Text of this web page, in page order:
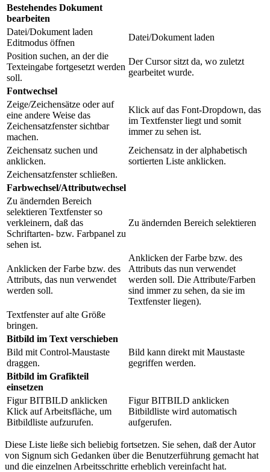
Bestehendes Dokument
bearbeiten
Datei/Dokument laden
Editmodus öffnen
Datei/Dokument laden
Position suchen, an der die
Texteingabe fortgesetzt werden
soll.
Der Cursor sitzt da, wo zuletzt
gearbeitet wurde.
Fontwechsel
Zeige/Zeichensätze oder auf
eine andere Weise das
Zeichensatzfenster sichtbar
machen.
Klick auf das Font-Dropdown, das
im Textfenster liegt und somit
immer zu sehen ist.
Zeichensatz suchen und
anklicken.
Zeichensatz in der alphabetisch
sortierten Liste anklicken.
Zeichensatzfenster schließen.
Farbwechsel/Attributwechsel
Zu ändernden Bereich
selektieren Textfenster so
verkleinern, daß das
Schriftarten- bzw. Farbpanel zu
sehen ist.
Zu ändernden Bereich selektieren
Anklicken der Farbe bzw. des
Attributs, das nun verwendet
werden soll.
Anklicken der Farbe bzw. des
Attributs das nun verwendet
werden soll. Die Attribute/Farben
sind immer zu sehen, da sie im
Textfenster liegen).
Textfenster auf alte Größe
bringen.
Bitbild im Text verschieben
Bild mit Control-Maustaste
draggen.
Bild kann direkt mit Maustaste
gegriffen werden.
Bitbild im Grafikteil
einsetzen
Figur BITBILD anklicken
Klick auf Arbeitsfläche, um
Bitbildliste aufzurufen.
Figur BITBILD anklicken
Bitbildliste wird automatisch
aufgerufen.
Diese Liste ließe sich beliebig fortsetzen. Sie sehen, daß der Autor
von Signum sich Gedanken über die Benutzerführung gemacht hat
und die einzelnen Arbeitsschritte erheblich vereinfacht hat.